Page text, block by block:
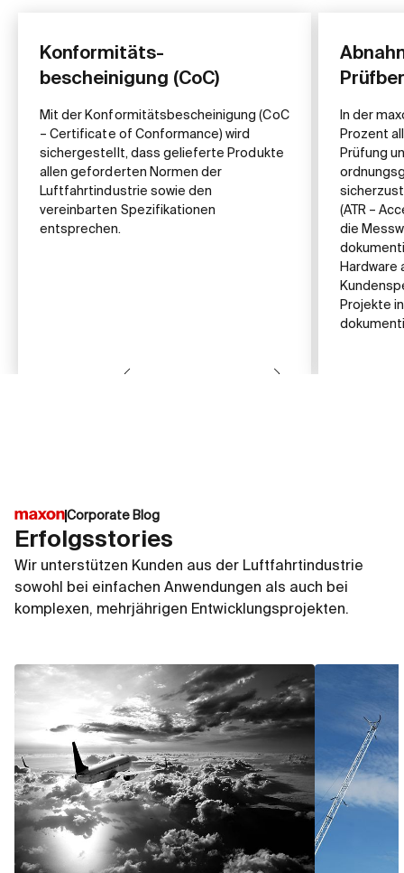
Konformitäts-
bescheinigung (CoC)
Mit der Konformitätsbescheinigung (CoC
– Certificate of Conformance) wird
sichergestellt, dass gelieferte Produkte
allen geforderten Normen der
Luftfahrtindustrie sowie den
vereinbarten Spezifikationen
entsprechen.
In der
Prozent
Prüfung
(ATR –
die
Hardware
Projekte
Corporate Blog
Erfolgsstories
Wir unterstützen Kunden aus der Luftfahrtindustrie
sowohl bei einfachen Anwendungen als auch bei
komplexen, mehrjährigen Entwicklungsprojekten.